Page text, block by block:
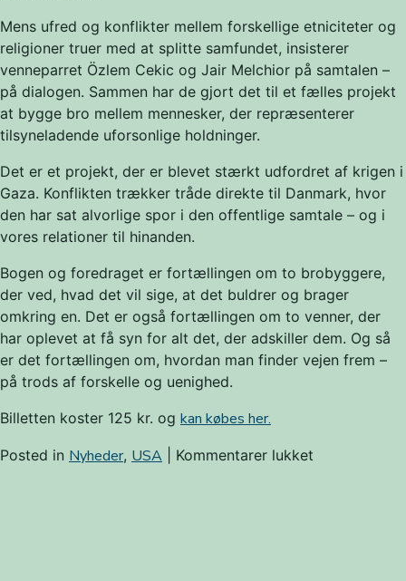
Mens ufred og konflikter mellem forskellige etniciteter og
religioner truer med at splitte samfundet, insisterer
venneparret Özlem Cekic og Jair Melchior på samtalen –
på dialogen. Sammen har de gjort det til et fælles projekt
at bygge bro mellem mennesker, der repræsenterer
tilsyneladende uforsonlige holdninger.
Det er et projekt, der er blevet stærkt udfordret af krigen i
Gaza. Konflikten trækker tråde direkte til Danmark, hvor
den har sat alvorlige spor i den offentlige samtale – og i
vores relationer til hinanden.
Bogen og foredraget er fortællingen om to brobyggere,
der ved, hvad det vil sige, at det buldrer og brager
omkring en. Det er også fortællingen om to venner, der
har oplevet at få syn for alt det, der adskiller dem. Og så
er det fortællingen om, hvordan man finder vejen frem –
på trods af forskelle og uenighed.
Billetten koster 125 kr. og kan købes her.
Posted in Nyheder, USA Kommentarer lukket